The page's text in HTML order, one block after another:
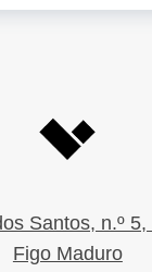
Santos, n.º 5,
Figo Maduro